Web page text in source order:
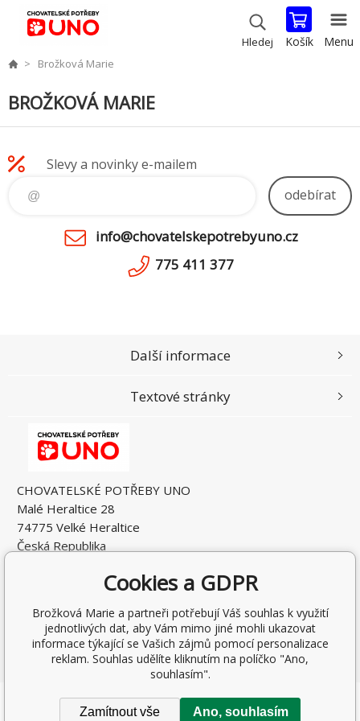
Hledej Košík Menu
Brožková Marie
BROŽKOVÁ MARIE
Slevy a novinky e-mailem
odebírat
info@chovatelskepotrebyuno.cz
775 411 377
CHOVATELSKÉ POTŘEBY UNO
Malé Heraltice 28
74775 Velké Heraltice
Česká Republika
DIČ: CZ7405265549
Další informace
Textové stránky
Copyright © 2026 Rostislav Hňátek
Cookies a GDPR
Brožková Marie a partneři potřebují Váš souhlas k využití
jednotlivých dat, aby Vám mimo jiné mohli ukazovat
informace týkající se Vašich zájmů pomocí personalizace
reklam. Souhlas udělíte kliknutím na políčko "Ano,
souhlasím".
Zamítnout vše Ano, souhlasím